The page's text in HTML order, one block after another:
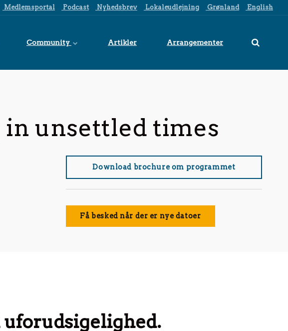
Medlemsportal Podcast Nyhedsbrev Lokaleudlejning Grønland English
Community Artikler Arrangementer
in unsettled times
Download brochure om programmet
Få besked når der er nye datoer
uforudsigelighed.